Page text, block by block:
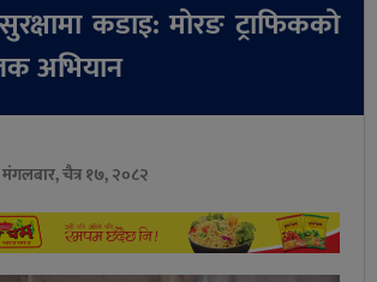
कडाइ: मोरङ ट्राफिकको
अभियान
मंगलबार, चैत्र १७, २०८२